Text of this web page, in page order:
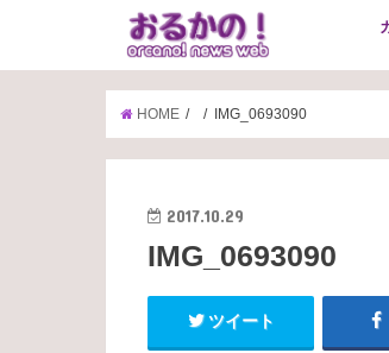
HOME IMG_0693090
2017.10.29
IMG_0693090
ツイート